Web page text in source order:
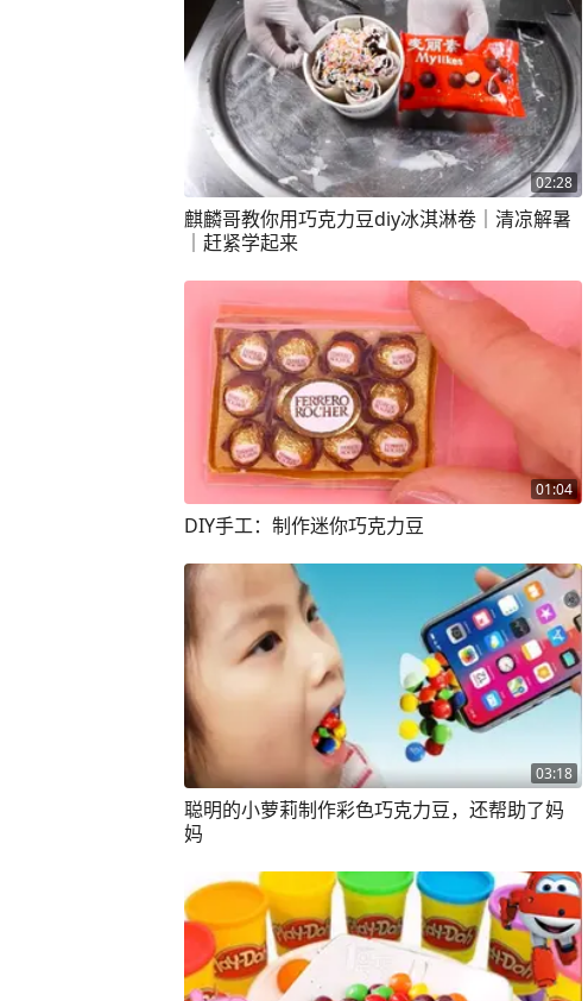
02:28
麒麟哥教你用巧克力豆diy冰淇淋卷｜清凉解暑
｜赶紧学起来
01:04
DIY手工：制作迷你巧克力豆
03:18
聪明的小萝莉制作彩色巧克力豆，还帮助了妈
妈